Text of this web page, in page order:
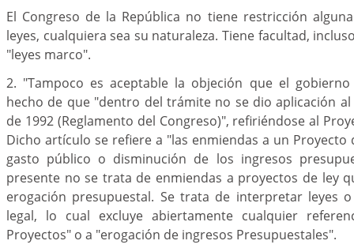
El Congreso de la República no tiene restricción
leyes, cualquiera sea su naturaleza. Tiene facultad,
"leyes marco".
2. "Tampoco es aceptable la objeción que el
hecho de que "dentro del trámite no se dio aplicación al
de 1992 (Reglamento del Congreso)", refiriéndose al
Dicho artículo se refiere a "las enmiendas a un Proyecto
gasto público o disminución de los ingresos
presente no se trata de enmiendas a proyectos de ley
erogación presupuestal. Se trata de interpretar leyes
legal, lo cual excluye abiertamente cualquier
Proyectos" o a "erogación de ingresos Presupuestales".